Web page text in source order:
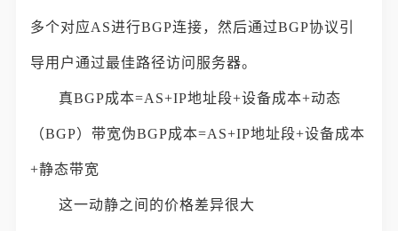
多个对应AS进行BGP连接，然后通过BGP协议引
导用户通过最佳路径访问服务器。
真BGP成本=AS+IP地址段+设备成本+动态
（BGP）带宽伪BGP成本=AS+IP地址段+设备成本
+静态带宽
这一动静之间的价格差异很大